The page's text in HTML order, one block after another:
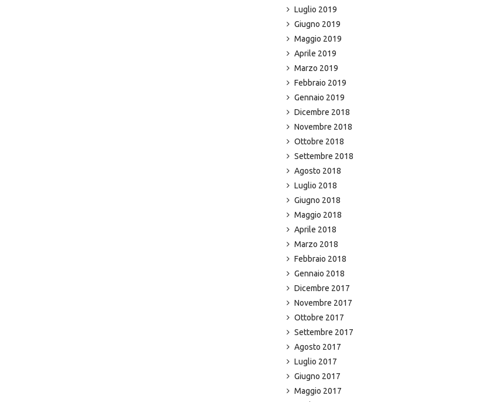
Luglio 2019
Giugno 2019
Maggio 2019
Aprile 2019
Marzo 2019
Febbraio 2019
Gennaio 2019
Dicembre 2018
Novembre 2018
Ottobre 2018
Settembre 2018
Agosto 2018
Luglio 2018
Giugno 2018
Maggio 2018
Aprile 2018
Marzo 2018
Febbraio 2018
Gennaio 2018
Dicembre 2017
Novembre 2017
Ottobre 2017
Settembre 2017
Agosto 2017
Luglio 2017
Giugno 2017
Maggio 2017